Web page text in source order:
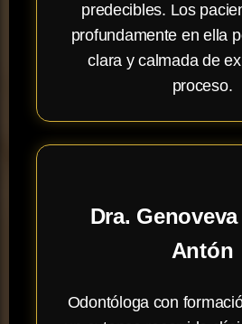
predecibles. Los
profundamente en ella
clara y calmada de
proceso.
Dra.
Antón
Odontóloga con